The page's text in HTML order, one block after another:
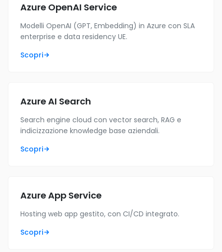
Azure OpenAI Service
Modelli OpenAI (GPT, Embedding) in Azure con SLA
enterprise e data residency UE.
Scopri
Azure AI Search
Search engine cloud con vector search, RAG e
indicizzazione knowledge base aziendali.
Scopri
Azure App Service
Hosting web app gestito, con CI/CD integrato.
Scopri